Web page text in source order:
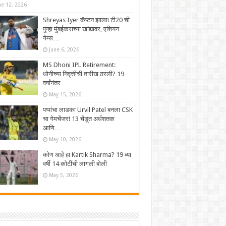
12, 2026
Shreyas Iyer कॅप्टन झाला! टी20 ची
पुन्हा मुंबईकराच्या खांद्यावर, एशियन
गेम्स…
June 6, 2026
MS Dhoni IPL Retirement:
धोनीच्या निवृत्तीची तारीख ठरली? 19
वर्षांनंतर…
May 15, 2026
पप्पांचा लाडका Urvil Patel बनला CSK
चा गेमचेंजर! 13 चेंडूत अर्धशतक
आणि…
May 10, 2026
कोण आहे हा Kartik Sharma? 19 व्या
वर्षी 14 कोटींची लागली बोली
May 5, 2026